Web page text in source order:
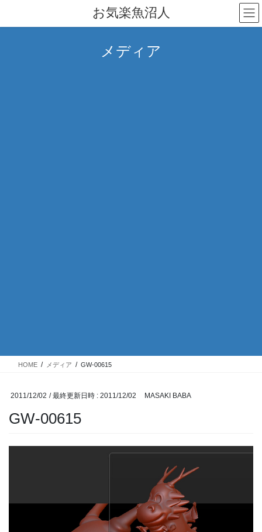
テ
ゲ
お気楽魚沼人
メディア
HOME メディア GW-00615
2011/12/02 / 最終更新日時 : 2011/12/02 MASAKI BABA
GW-00615